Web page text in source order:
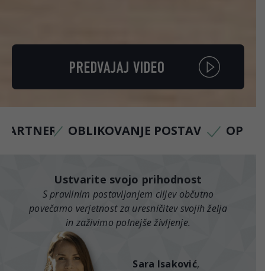
PREDVAJAJ VIDEO
OBLIKOVANJE POSTAVE
Ustvarite svojo prihodnost
S pravilnim postavljanjem ciljev občutno
povečamo verjetnost za uresničitev svojih želja
in zaživimo polnejše življenje.
Sara Isaković,